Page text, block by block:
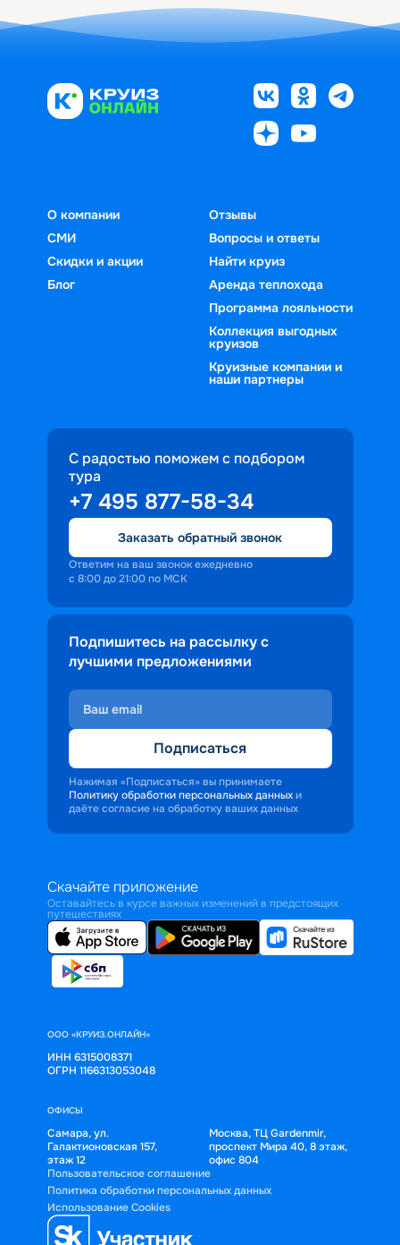
О компании
СМИ
Скидки и акции
Блог
Отзывы
Вопросы и ответы
Найти круиз
Аренда теплохода
Программа лояльности
Коллекция выгодных
круизов
Круизные компании и
наши партнеры
С радостью поможем с подбором
тура
+7 495 877-58-34
Заказать обратный звонок
Ответим на ваш звонок ежедневно
с 8:00 до 21:00 по МСК
Подпишитесь на рассылку с
лучшими предложениями
Подписаться
Нажимая «Подписаться» вы принимаете
Политику обработки персональных данных и
даёте согласие на обработку ваших данных
Скачайте приложение
Оставайтесь в курсе важных изменений в предстоящих
путешествиях
ООО «КРУИЗ.ОНЛАЙН»
ИНН 6315008371
ОГРН 1166313053048
ОФИСЫ
Самара, ул.
Галактионовская 157,
этаж 12
Москва, ТЦ Gardenmir,
проспект Мира 40, 8 этаж,
офис 804
Пользовательское соглашение
Политика обработки персональных данных
Использование Cookies